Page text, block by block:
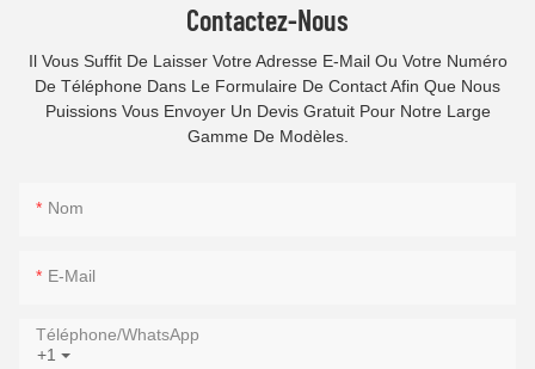
Contactez-Nous
Il Vous Suffit De Laisser Votre Adresse E-Mail Ou Votre Numéro
De Téléphone Dans Le Formulaire De Contact Afin Que Nous
Puissions Vous Envoyer Un Devis Gratuit Pour Notre Large
Gamme De Modèles.
Nom
E-Mail
+1
Téléphone/WhatsApp